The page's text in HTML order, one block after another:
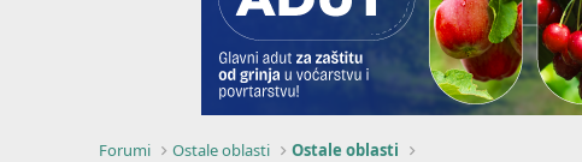
Forumi Ostale oblasti Ostale oblasti